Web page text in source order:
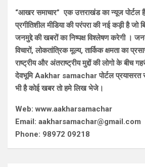
“आखर समाचार” एक उत्तराखंड का न्यूज पोर्टल
प्रगीतिशील मीडिया की परंपरा की नई कड़ी है
जनमुद्दे की खबरों का निष्पक्ष विश्लेषण करेगी ।
विचारों, लोकतांत्रिक मूल्य, तार्किक क्षमता का
राष्ट्रीय और अंतराष्ट्रीय मुद्दों की लोगो के बीच
देवभूमि Aakhar samachar पोर्टल
भी है कोई खबर तो हमे लिख भेजे।
Web: www.aakharsamachar
Email: aakharsamachar@gmail.com
Phone: 98972 09218